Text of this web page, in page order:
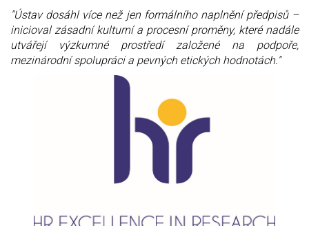
"Ústav dosáhl více než jen formálního naplnění předpisů –
inicioval zásadní kulturní a procesní proměny, které nadále
utvářejí výzkumné prostředí založené na podpoře,
mezinárodní spolupráci a pevných etických hodnotách."